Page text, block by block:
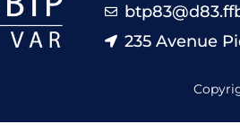
235 Avenue